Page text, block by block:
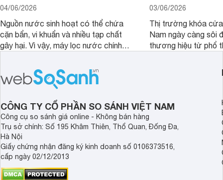
04/06/2026
Nguồn nước sinh hoạt có thể chứa
cặn bẩn, vi khuẩn và nhiều tạp chất
gây hại. Vì vậy, máy lọc nước chính
sức khỏe và đảm bảo nguồn nước
sạch cho cả gia đình.
03/06/2026
Thị trường khóa
Nam ngày càng sôi
thương hiệu từ phổ
cửa điện tử hãng
sẽ so sánh 5
Demax, Hubert và
CÔNG TY CỔ PHẦN SO SÁNH VIỆT NAM
Công cụ so sánh giá online - Không bán hàng
Trụ sở chính: Số 195 Khâm Thiên, Thổ Quan, Đống Đa,
Hà Nội
Giấy chứng nhận đăng ký kinh doanh số 0106373516,
cấp ngày 02/12/2013